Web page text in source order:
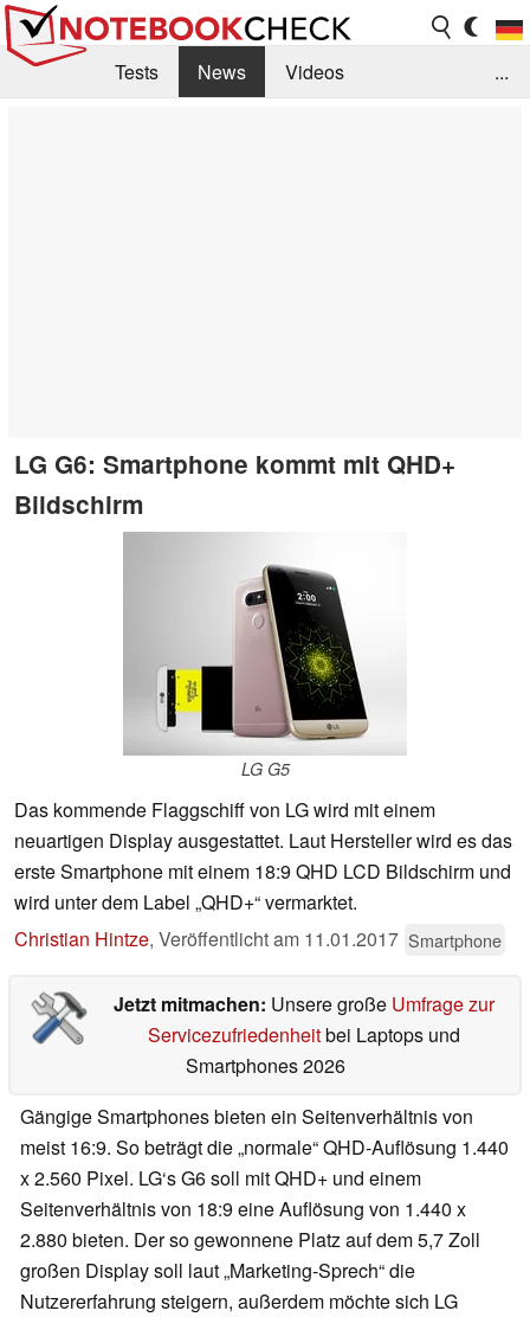
Tests News
Videos
...
LG G6: Smartphone kommt mit QHD+
Bildschirm
LG G5
Das kommende Flaggschiff von LG wird mit einem
neuartigen Display ausgestattet. Laut Hersteller wird es das
erste Smartphone mit einem 18:9 QHD LCD Bildschirm und
wird unter dem Label „QHD+“ vermarktet.
Christian Hintze, Veröffentlicht am 11.01.2017 Smartphone
Jetzt mitmachen: Unsere große Umfrage zur
Servicezufriedenheitbei Laptops und
Smartphones 2026
Gängige Smartphones bieten ein Seitenverhältnis von
meist 16:9. So beträgt die „normale“ QHD-Auflösung 1.440
x 2.560 Pixel. LG‘s G6 soll mit QHD+ und einem
Seitenverhältnis von 18:9 eine Auflösung von 1.440 x
2.880 bieten. Der so gewonnene Platz auf dem 5,7 Zoll
großen Display soll laut „Marketing-Sprech“ die
Nutzererfahrung steigern, außerdem möchte sich LG